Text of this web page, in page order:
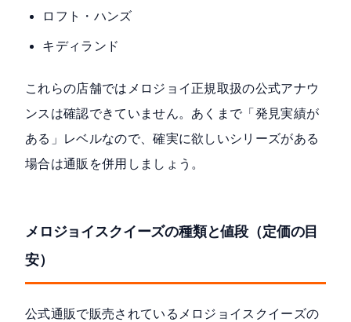
ロフト・ハンズ
キディランド
これらの店舗ではメロジョイ正規取扱の公式アナウ
ンスは確認できていません。あくまで「発見実績が
ある」レベルなので、確実に欲しいシリーズがある
場合は通販を併用しましょう。
メロジョイスクイーズの種類と値段（定価の目
安）
公式通販で販売されているメロジョイスクイーズの